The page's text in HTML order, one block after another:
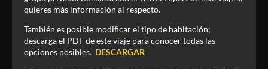
quieres más información al respecto.
También es posible modificar el tipo de habitación;
descarga el PDF de este viaje para conocer todas las
opciones posibles. DESCARGAR